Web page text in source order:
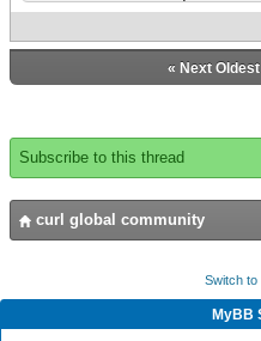
}
}
}
« Next Oldest|
Subscribe to this thread
curl global community
Switch to
MyBB